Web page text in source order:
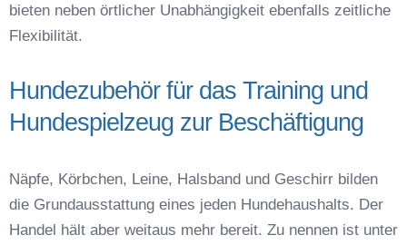
bieten neben örtlicher Unabhängigkeit ebenfalls zeitliche
Flexibilität.
Hundezubehör für das Training und
Hundespielzeug zur Beschäftigung
Näpfe, Körbchen, Leine, Halsband und Geschirr bilden
die Grundausstattung eines jeden Hundehaushalts. Der
Handel hält aber weitaus mehr bereit. Zu nennen ist unter